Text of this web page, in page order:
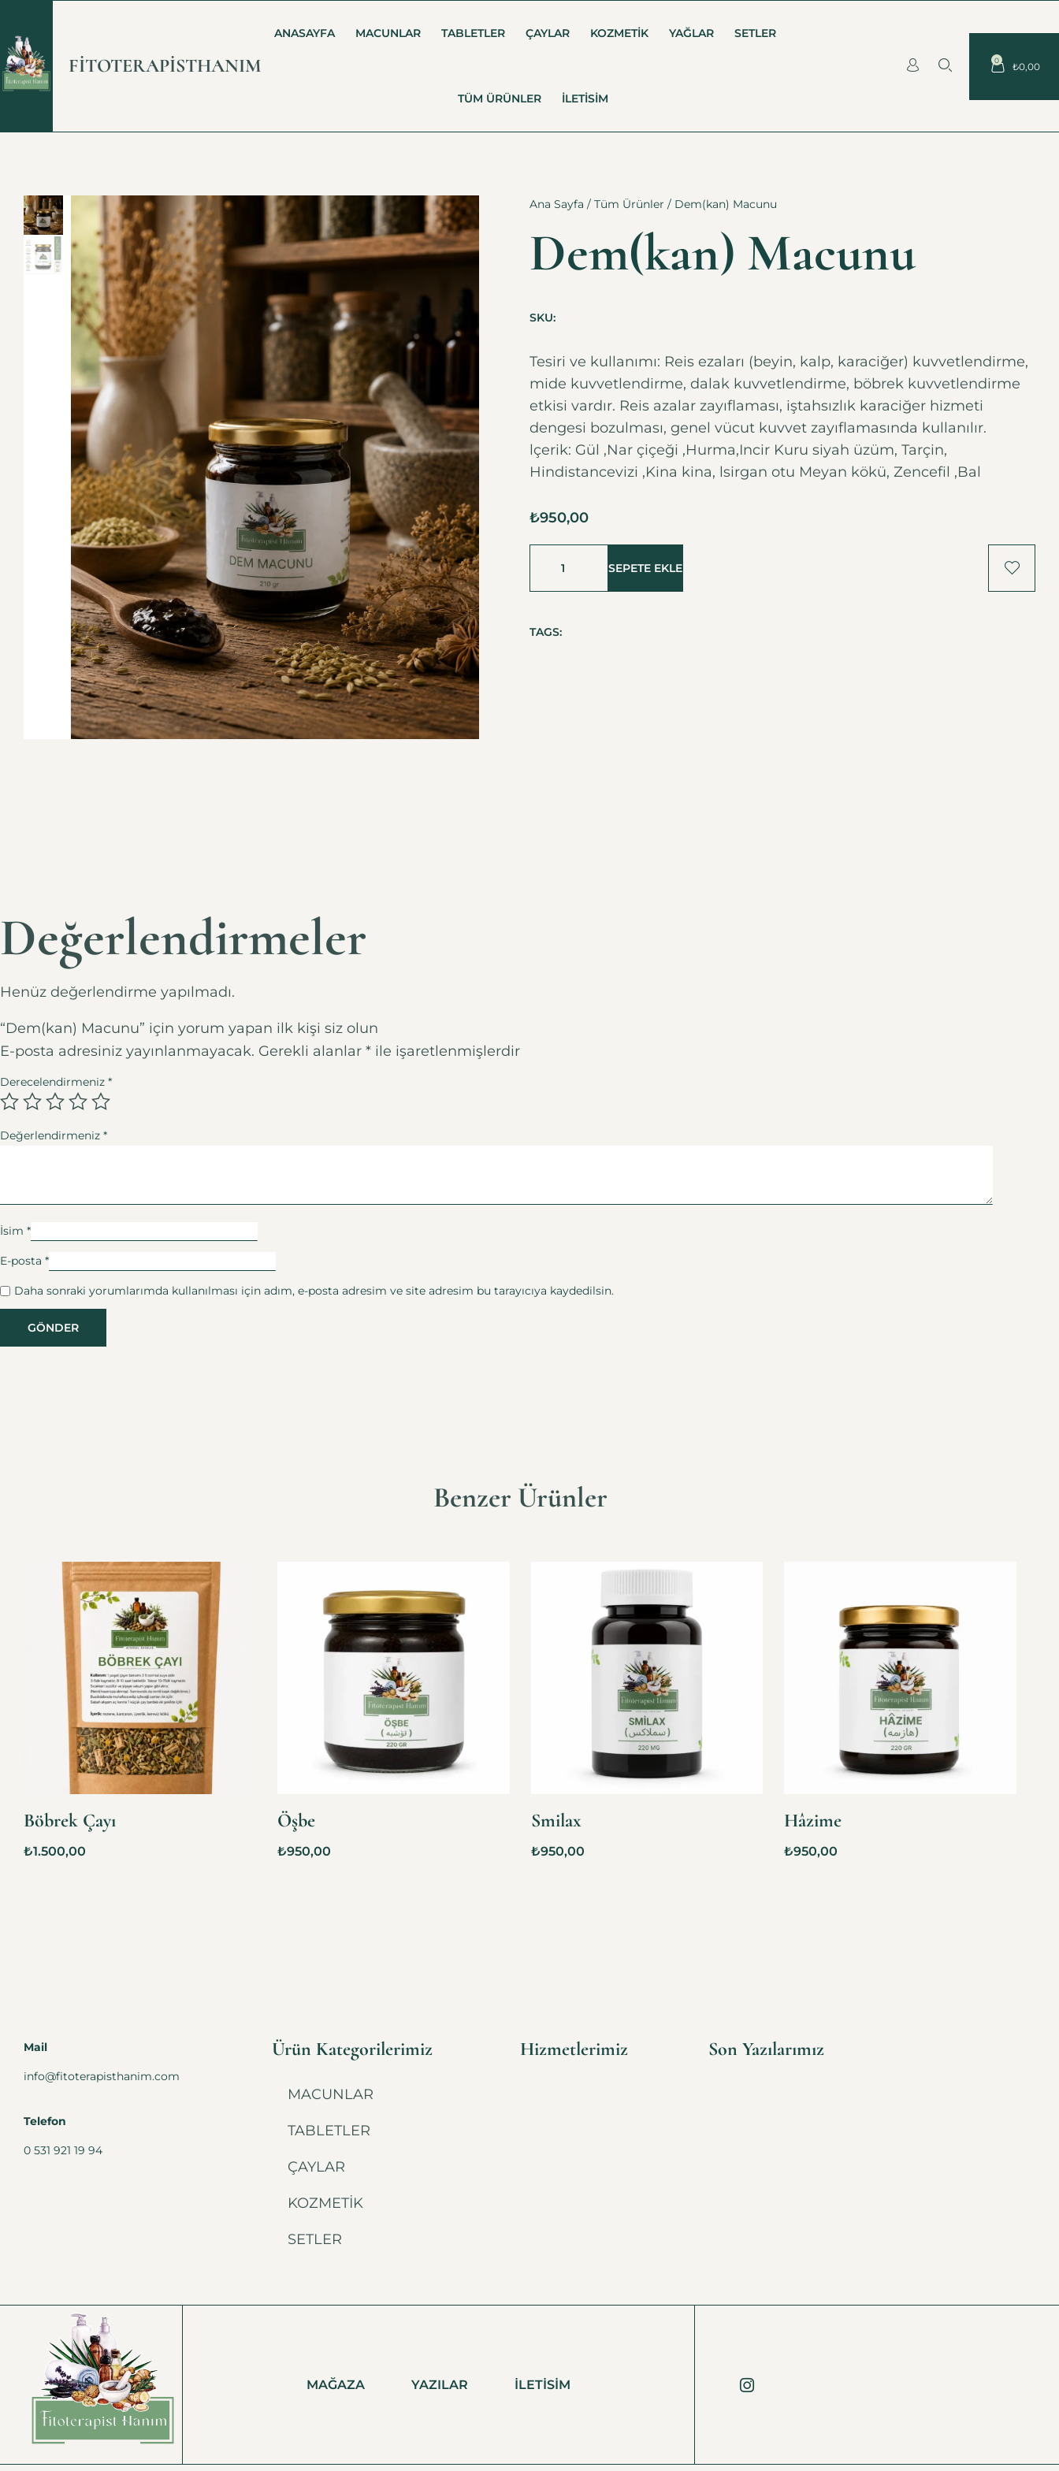
FİTOTERAPİSTHANIM
ANASAYFA MACUNLAR TABLETLER ÇAYLAR KOZMETIK YAĞLAR SETLER
TÜM ÜRÜNLER İLETISIM
₺0,00
0
Ana Sayfa / Tüm Ürünler / Dem(kan) Macunu
Dem(kan) Macunu
SKU:
Tesiri ve kullanımı: Reis ezaları (beyin, kalp, karaciğer) kuvvetlendirme,
mide kuvvetlendirme, dalak kuvvetlendirme, böbrek kuvvetlendirme
etkisi vardır. Reis azalar zayıflaması, iştahsızlık karaciğer hizmeti
dengesi bozulması, genel vücut kuvvet zayıflamasında kullanılır.
lçerik: Gül ,Nar çiçeği ,Hurma,Incir Kuru siyah üzüm, Tarçin,
Hindistancevizi ,Kina kina, lsirgan otu Meyan kökü, Zencefil ,Bal
₺950,00
SEPETE EKLE
TAGS:
Değerlendirmeler
Henüz değerlendirme yapılmadı.
“Dem(kan) Macunu” için yorum yapan ilk kişi siz olun
E-posta adresiniz yayınlanmayacak. Gerekli alanlar * ile işaretlenmişlerdir
Derecelendirmeniz *
Değerlendirmeniz *
İsim *
E-posta *
Daha sonraki yorumlarımda kullanılması için adım, e-posta adresim ve site adresim bu tarayıcıya kaydedilsin.
Benzer Ürünler
Böbrek Çayı
₺1.500,00
Öşbe
₺950,00
Smilax
₺950,00
Hâzime
₺950,00
Mail
info@fitoterapisthanim.com
Telefon
0 531 921 19 94
Ürün Kategorilerimiz
MACUNLAR
TABLETLER
ÇAYLAR
KOZMETİK
SETLER
Hizmetlerimiz Son Yazılarımız
MAĞAZA YAZILAR İLETISIM